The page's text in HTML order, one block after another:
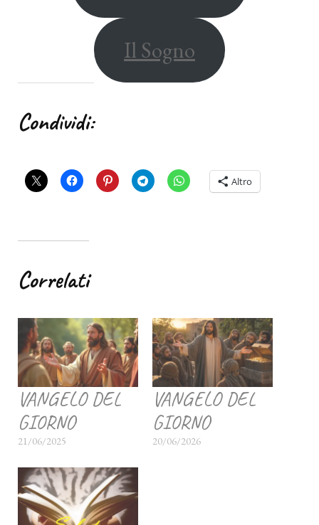
Il Sogno
Condividi:
Altro
Correlati
VANGELO DEL
GIORNO
21/06/2025
VANGELO DEL
GIORNO
20/06/2026